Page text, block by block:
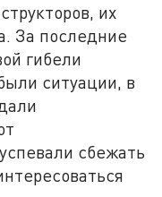
их
За последние
гибели
ситуации, в
сбежать